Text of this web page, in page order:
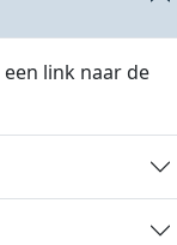
een link naar de